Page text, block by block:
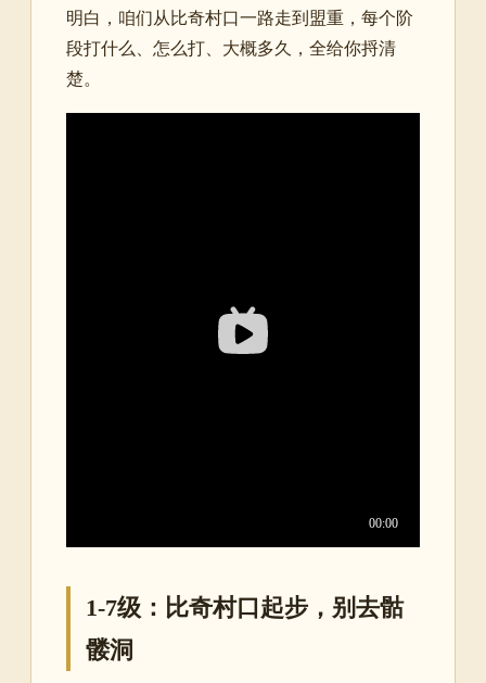
明白，咱们从比奇村口一路走到盟重，每个阶
段打什么、怎么打、大概多久，全给你捋清
楚。
1-7级：比奇村口起步，别去骷
髅洞